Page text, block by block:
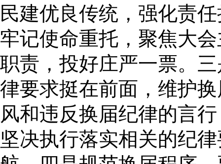
民建优良传统，强化责
牢记使命重托，聚焦大
职责，投好庄严一票。
律要求挺在前面，维护
风和违反换届纪律的言
坚决执行落实相关的纪